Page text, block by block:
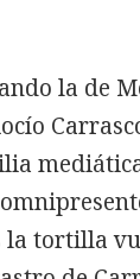
la de
la tortilla